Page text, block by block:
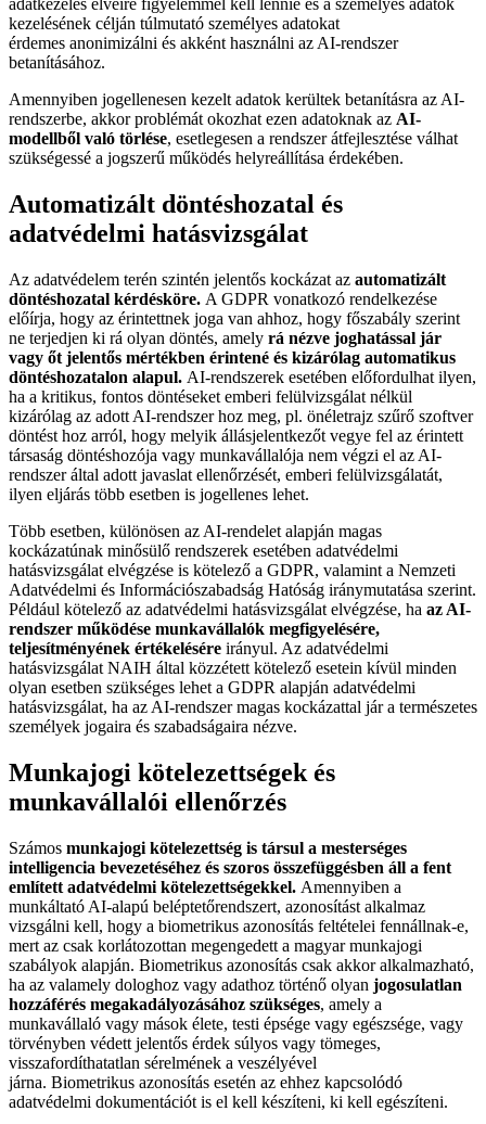
adatkezelés elveire figyelemmel kell lennie és a személyes adatok
kezelésének célján túlmutató személyes adatokat
érdemes anonimizálni és akként használni az AI-rendszer
betanításához.
Amennyiben jogellenesen kezelt adatok kerültek betanításra az AI-
rendszerbe, akkor problémát okozhat ezen adatoknak az AI-
modellből való törlése, esetlegesen a rendszer átfejlesztése válhat
szükségessé a jogszerű működés helyreállítása érdekében.
Automatizált döntéshozatal és
adatvédelmi hatásvizsgálat
Az adatvédelem terén szintén jelentős kockázat az automatizált
döntéshozatal kérdésköre. A GDPR vonatkozó rendelkezése
előírja, hogy az érintettnek joga van ahhoz, hogy főszabály szerint
ne terjedjen ki rá olyan döntés, amely rá nézve joghatással jár
vagy őt jelentős mértékben érintené és kizárólag automatikus
döntéshozatalon alapul. AI-rendszerek esetében előfordulhat ilyen,
ha a kritikus, fontos döntéseket emberi felülvizsgálat nélkül
kizárólag az adott AI-rendszer hoz meg, pl. önéletrajz szűrő szoftver
döntést hoz arról, hogy melyik állásjelentkezőt vegye fel az érintett
társaság döntéshozója vagy munkavállalója nem végzi el az AI-
rendszer által adott javaslat ellenőrzését, emberi felülvizsgálatát,
ilyen eljárás több esetben is jogellenes lehet.
Több esetben, különösen az AI-rendelet alapján magas
kockázatúnak minősülő rendszerek esetében adatvédelmi
hatásvizsgálat elvégzése is kötelező a GDPR, valamint a Nemzeti
Adatvédelmi és Információszabadság Hatóság iránymutatása szerint.
Például kötelező az adatvédelmi hatásvizsgálat elvégzése, ha az AI-
rendszer működése munkavállalók megfigyelésére,
teljesítményének értékelésére irányul. Az adatvédelmi
hatásvizsgálat NAIH által közzétett kötelező esetein kívül minden
olyan esetben szükséges lehet a GDPR alapján adatvédelmi
hatásvizsgálat, ha az AI-rendszer magas kockázattal jár a természetes
személyek jogaira és szabadságaira nézve.
Munkajogi kötelezettségek és
munkavállalói ellenőrzés
Számos munkajogi kötelezettség is társul a mesterséges
intelligencia bevezetéséhez és szoros összefüggésben áll a fent
említett adatvédelmi kötelezettségekkel. Amennyiben a
munkáltató AI-alapú beléptetőrendszert, azonosítást alkalmaz
vizsgálni kell, hogy a biometrikus azonosítás feltételei fennállnak-e,
mert az csak korlátozottan megengedett a magyar munkajogi
szabályok alapján. Biometrikus azonosítás csak akkor alkalmazható,
ha az valamely dologhoz vagy adathoz történő olyan jogosulatlan
hozzáférés megakadályozásához szükséges, amely a
munkavállaló vagy mások élete, testi épsége vagy egészsége, vagy
törvényben védett jelentős érdek súlyos vagy tömeges,
visszafordíthatatlan sérelmének a veszélyével
járna. Biometrikus azonosítás esetén az ehhez kapcsolódó
adatvédelmi dokumentációt is el kell készíteni, ki kell egészíteni.